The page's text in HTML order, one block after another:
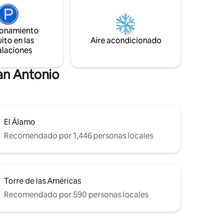
del
la
con
•Relájate en el jacuzzi y disfruta de las
estrellas y los planetas en una noche
clara en Hill Country. Los ciervos y el pavo
a menudo se ven en el valle. Disfruta de
en las
Aire acondicionado
Antonio
El Álamo
Recomendado por 1,446 personas locales
Torre de las Américas
Recomendado por 590 personas locales